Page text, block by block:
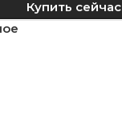
Купить сейчас